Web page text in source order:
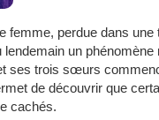
femme, perdue dans une
lendemain un
ses trois sœurs
de découvrir que
cachés.